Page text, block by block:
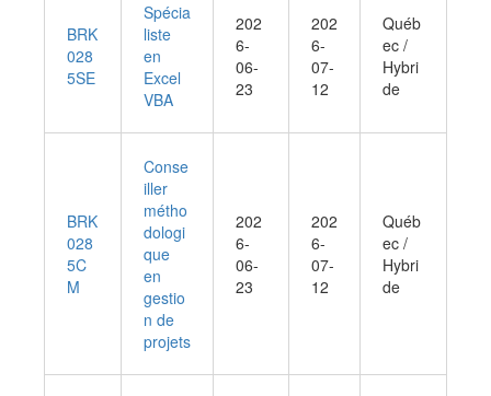
BRK
028
5SE
Spécia
liste
en
Excel
VBA
202
6-
06-
23
202
6-
07-
12
Québ
ec /
Hybri
de
BRK
028
5C
M
Conse
iller
métho
dologi
que
en
gestio
n de
projets
202
6-
06-
23
202
6-
07-
12
Québ
ec /
Hybri
de